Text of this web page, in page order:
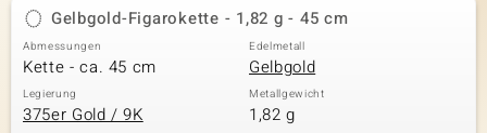
Gelbgold-Figarokette - 1,82 g - 45 cm
Abmessungen
Kette - ca. 45 cm
Edelmetall
Gelbgold
Legierung
375er Gold / 9K
Metallgewicht
1,82 g